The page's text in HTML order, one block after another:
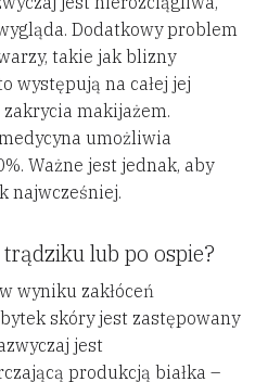
Dodatkowy problem
takie jak blizny
występują na całej jej
makijażem.
umożliwia
Ważne jest jednak, aby
najwcześniej.
lub po ospie?
wyniku zakłóceń
skóry jest zastępowany
jest
produkcją białka –